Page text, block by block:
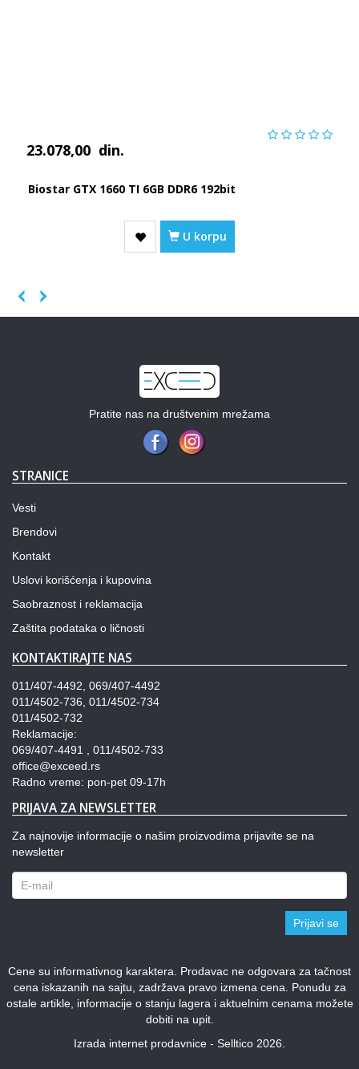
23.078,00 din.
Biostar GTX 1660 TI 6GB DDR6 192bit
U korpu
Pratite nas na društvenim mrežama
STRANICE
Vesti
Brendovi
Kontakt
Uslovi korišćenja i kupovina
Saobraznost i reklamacija
Zaštita podataka o ličnosti
KONTAKTIRAJTE NAS
011/407-4492, 069/407-4492
011/4502-736, 011/4502-734
011/4502-732
Reklamacije:
069/407-4491 , 011/4502-733
office@exceed.rs
Radno vreme: pon-pet 09-17h
PRIJAVA ZA NEWSLETTER
Za najnovije informacije o našim proizvodima prijavite se na
newsletter
Prijavi se
Cene su informativnog karaktera. Prodavac ne odgovara za tačnost
cena iskazanih na sajtu, zadržava pravo izmena cena. Ponudu za
ostale artikle, informacije o stanju lagera i aktuelnim cenama možete
dobiti na upit.
Izrada internet prodavnice - Selltico 2026.